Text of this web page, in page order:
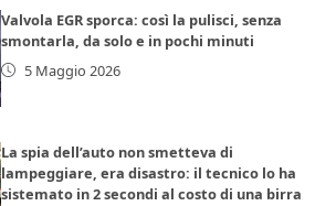
Valvola EGR sporca: così la pulisci, senza
smontarla, da solo e in pochi minuti
5 Maggio 2026
La spia dell’auto non smetteva di
lampeggiare, era disastro: il tecnico lo ha
sistemato in 2 secondi al costo di una birra